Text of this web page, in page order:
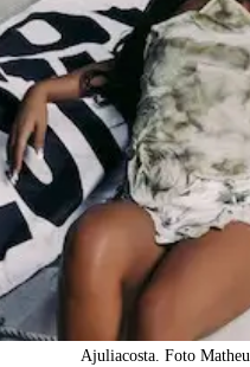
Ajuliacosta. Foto